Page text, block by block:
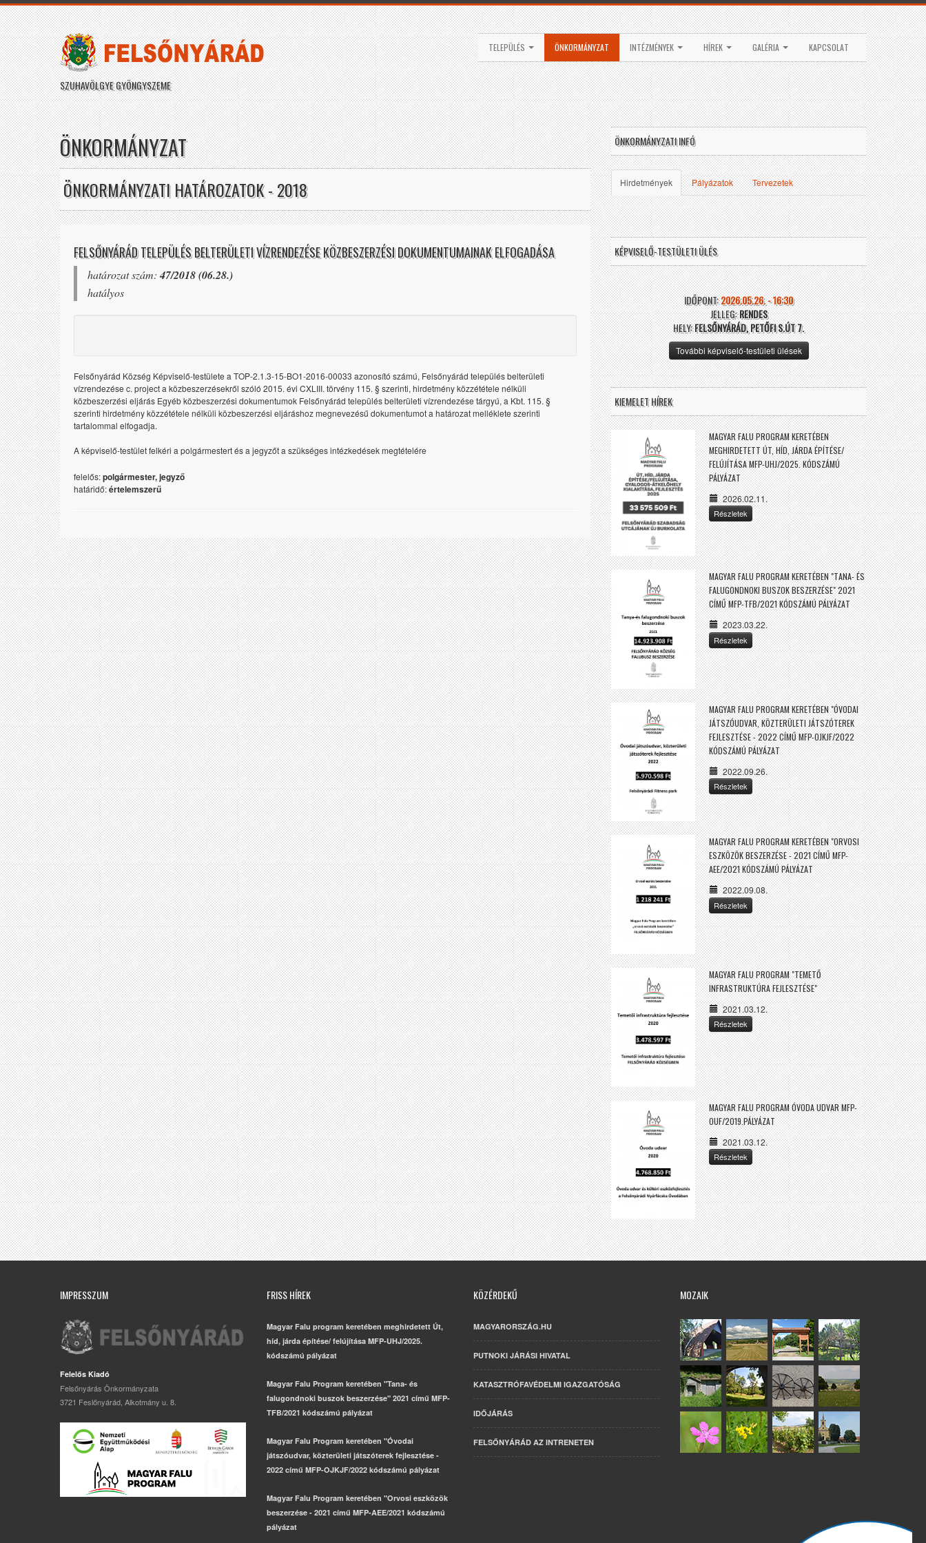
SZUHAVÖLGYE GYÖNGYSZEME
TELEPÜLÉS ÖNKORMÁNYZAT INTÉZMÉNYEK HÍREK GALÉRIA KAPCSOLAT
ÖNKORMÁNYZAT
ÖNKORMÁNYZATI HATÁROZATOK - 2018
FELSŐNYÁRÁD TELEPÜLÉS BELTERÜLETI VÍZRENDEZÉSE KÖZBESZERZÉSI DOKUMENTUMAINAK ELFOGADÁSA
határozat szám: 47/2018 (06.28.)
hatályos
Felsőnyárád Község Képviselő-testülete a TOP-2.1.3-15-BO1-2016-00033 azonosító számú, Felsőnyárád település belterületi
vízrendezése c. project a közbeszerzésekről szóló 2015. évi CXLIII. törvény 115. § szerinti, hirdetmény közzététele nélküli
közbeszerzési eljárás Egyéb közbeszerzési dokumentumok Felsőnyárád település belterületi vízrendezése tárgyú, a Kbt. 115. §
szerinti hirdetmény közzététele nélküli közbeszerzési eljáráshoz megnevezésű dokumentumot a határozat melléklete szerinti
tartalommal elfogadja.
A képviselő-testület felkéri a polgármestert és a jegyzőt a szükséges intézkedések megtételére
felelős:polgármester, jegyző
határidő:értelemszerű
ÖNKORMÁNYZATI INFÓ
Hirdetmények Pályázatok Tervezetek
KÉPVISELŐ-TESTÜLETI ÜLÉS
IDŐPONT:2026.05.26. - 16:30
JELLEG:RENDES
HELY:FELSŐNYÁRÁD, PETŐFI S.ÚT 7.
További képviselő-testületi ülések
KIEMELET HÍREK
MAGYAR FALU PROGRAM KERETÉBEN
MEGHIRDETETT ÚT, HÍD, JÁRDA ÉPÍTÉSE/
FELÚJÍTÁSA MFP-UHJ/2025. KÓDSZÁMÚ
PÁLYÁZAT
2026.02.11.
Részletek
MAGYAR FALU PROGRAM KERETÉBEN "TANA- ÉS
FALUGONDNOKI BUSZOK BESZERZÉSE" 2021
CÍMŰ MFP-TFB/2021 KÓDSZÁMÚ PÁLYÁZAT
2023.03.22.
Részletek
MAGYAR FALU PROGRAM KERETÉBEN "ÓVODAI
JÁTSZÓUDVAR, KÖZTERÜLETI JÁTSZÓTEREK
FEJLESZTÉSE - 2022 CÍMŰ MFP-OJKJF/2022
KÓDSZÁMÚ PÁLYÁZAT
2022.09.26.
Részletek
MAGYAR FALU PROGRAM KERETÉBEN "ORVOSI
ESZKÖZÖK BESZERZÉSE - 2021 CÍMŰ MFP-
AEE/2021 KÓDSZÁMÚ PÁLYÁZAT
2022.09.08.
Részletek
MAGYAR FALU PROGRAM "TEMETŐ
INFRASTRUKTÚRA FEJLESZTÉSE"
2021.03.12.
Részletek
MAGYAR FALU PROGRAM ÓVODA UDVAR MFP-
OUF/2019.PÁLYÁZAT
2021.03.12.
Részletek
IMPRESSZUM
Felelős Kiadó
Felsőnyárás Önkormányzata
3721 Feslőnyárád, Alkotmány u. 8.
FRISS HÍREK
Magyar Falu program keretében meghirdetett Út,
híd, járda építése/ felújítása MFP-UHJ/2025.
kódszámú pályázat
Magyar Falu Program keretében "Tana- és
falugondnoki buszok beszerzése" 2021 című MFP-
TFB/2021 kódszámú pályázat
Magyar Falu Program keretében "Óvodai
játszóudvar, közterületi játszóterek fejlesztése -
2022 című MFP-OJKJF/2022 kódszámú pályázat
Magyar Falu Program keretében "Orvosi eszközök
beszerzése - 2021 című MFP-AEE/2021 kódszámú
pályázat
KÖZÉRDEKŰ
MAGYARORSZÁG.HU
PUTNOKI JÁRÁSI HIVATAL
KATASZTRÓFAVÉDELMI IGAZGATÓSÁG
IDŐJÁRÁS
FELSŐNYÁRÁD AZ INTRENETEN
MOZAIK